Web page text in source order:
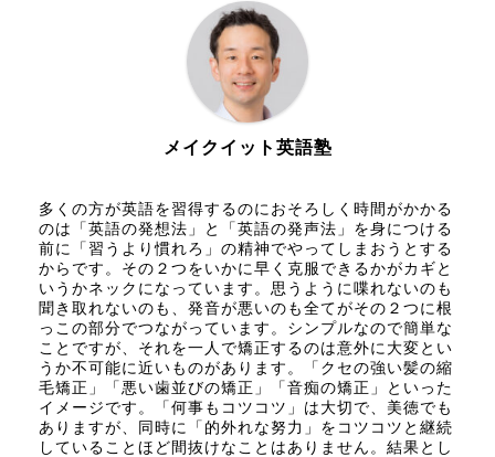
メイクイット英語塾
多くの方が英語を習得するのにおそろしく時間がかかる
のは「英語の発想法」と「英語の発声法」を身につける
前に「習うより慣れろ」の精神でやってしまおうとする
からです。その２つをいかに早く克服できるかがカギと
いうかネックになっています。思うように喋れないのも
聞き取れないのも、発音が悪いのも全てがその２つに根
っこの部分でつながっています。シンプルなので簡単な
ことですが、それを一人で矯正するのは意外に大変とい
うか不可能に近いものがあります。「クセの強い髪の縮
毛矯正」「悪い歯並びの矯正」「音痴の矯正」といった
イメージです。「何事もコツコツ」は大切で、美徳でも
ありますが、同時に「的外れな努力」をコツコツと継続
していることほど間抜けなことはありません。結果とし